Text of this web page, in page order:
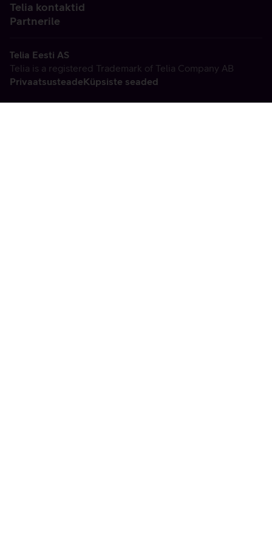
Telia kontaktid
Partnerile
Telia Eesti AS
Telia is a registered Trademark of Telia Company AB
PrivaatsusteadeKüpsiste seaded